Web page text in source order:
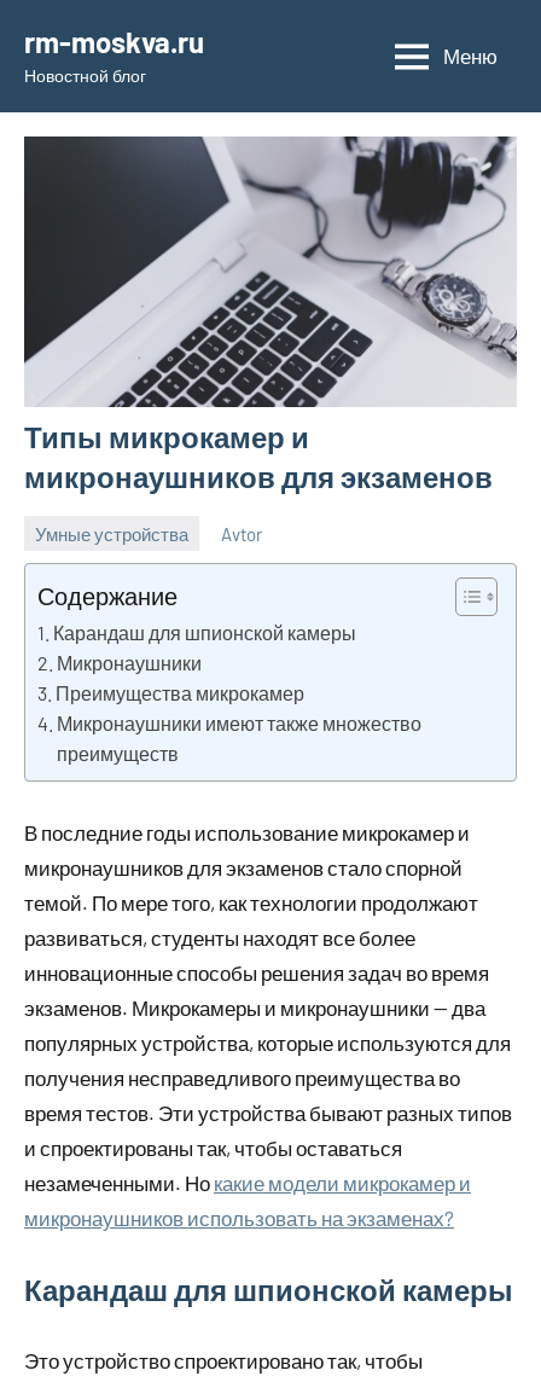
содержимому
rm-moskva.ru
Новостной блог
Меню
Типы микрокамер и
микронаушников для экзаменов
Умные устройства
2023
Avtor
Содержание
Карандаш для шпионской камеры
Микронаушники
Преимущества микрокамер
Микронаушники имеют также множество
преимуществ
В последние годы использование микрокамер и
микронаушников для экзаменов стало спорной
темой. По мере того, как технологии продолжают
развиваться, студенты находят все более
инновационные способы решения задач во время
экзаменов. Микрокамеры и микронаушники — два
популярных устройства, которые используются для
получения несправедливого преимущества во
время тестов. Эти устройства бывают разных типов
и спроектированы так, чтобы оставаться
незамеченными. Но какие модели микрокамер и
микронаушников использовать на экзаменах?
Карандаш для шпионской камеры
Это устройство спроектировано так, чтобы